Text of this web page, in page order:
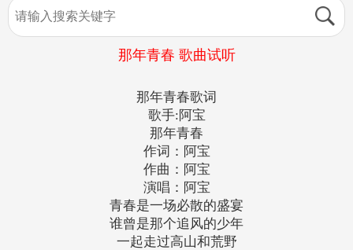
那年青春 歌曲试听
那年青春歌词
歌手:阿宝
那年青春
作词：阿宝
作曲：阿宝
演唱：阿宝
青春是一场必散的盛宴
谁曾是那个追风的少年
一起走过高山和荒野